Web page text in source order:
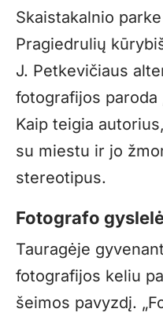
Skaistakalnio
Pragiedrulių
J. Petkevičiaus
fotografijos paroda
Kaip teigia
su miestu ir jo
stereotipus.
Fotografo
Tauragėje
fotografijos keliu
šeimos pavyzdį.